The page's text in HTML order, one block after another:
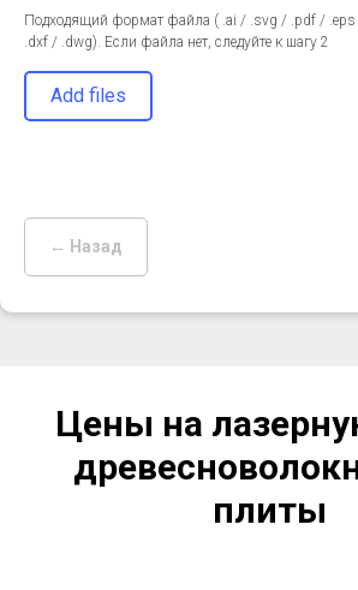
Подходящий формат файла ( .ai / .svg / .pdf /
.dxf / .dwg). Если файла нет, следуйте к шагу 2
Add files
← Назад
Цены на
плиты